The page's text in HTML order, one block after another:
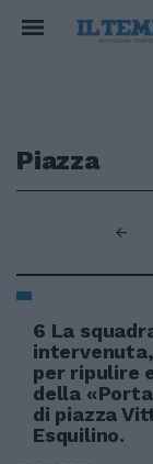
Piazza
6 La
per ripulire
della
di piazza
Esquilino.